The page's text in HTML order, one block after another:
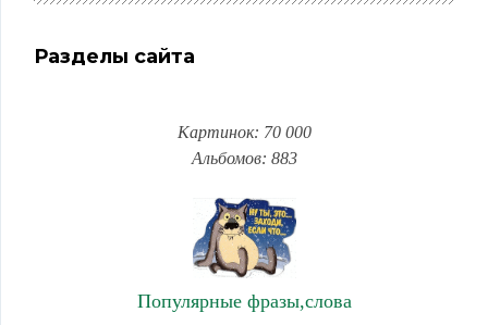
Разделы сайта
Картинок: 70 000
Альбомов: 883
Популярные фразы,слова